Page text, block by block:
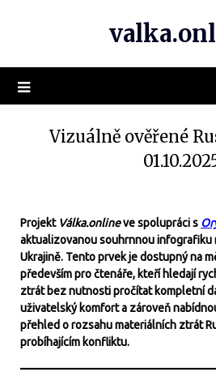
Vizuálně ověřené
Projekt Válka.onlineve spolupráci s
aktualizovanou souhrnnou infografiku
Ukrajině. Tento prvek je dostupný na
především pro čtenáře, kteří hledají
ztrát bez nutnosti pročítat kompletní
uživatelský komfort a zároveň
přehled o rozsahu materiálních ztrát
probíhajícím konfliktu.